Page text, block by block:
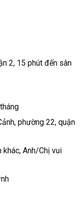
2, 15 phút đến sân
phường 22, quận
Anh/Chị vui